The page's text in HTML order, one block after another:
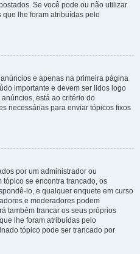
Se você pode ou não utilizar
lhe foram atribuídas pelo
e apenas na primeira página
importante e devem ser lidos logo
está ao critério do
necessárias para enviar tópicos fixos
por um administrador ou
se encontra trancado, os
lo, e qualquer enquete em curso
e moderadores podem
também trancar os seus próprios
lhe foram atribuídas pelo
tópico pode ser trancado por